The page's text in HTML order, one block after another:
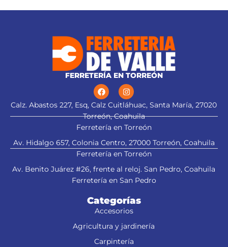
3-1/4N, CEPEL-3-1/4A4 y CEPEL-3-
Este producto sustituye a: CU-
CEPEL-3-1/4X (13092)
FERRETERÍA EN TORREÓN
Calz. Abastos 227, Esq, Calz Cuitláhuac, Santa María, 27020
Torreón, Coahuila
Ferretería en Torreón
Av. Hidalgo 657, Colonia Centro, 27000 Torreón, Coahuila
Ferretería en Torreón
Av. Benito Juárez #26, frente al reloj. San Pedro, Coahuila
Ferretería en San Pedro
Categorías
Accesorios
Agricultura y jardinería
Carpintería